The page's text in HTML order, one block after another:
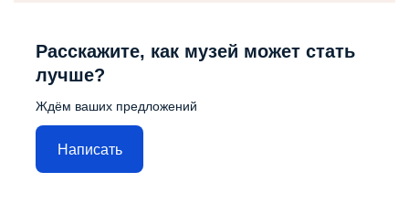
Расскажите, как музей может стать
лучше?
Ждём ваших предложений
Написать